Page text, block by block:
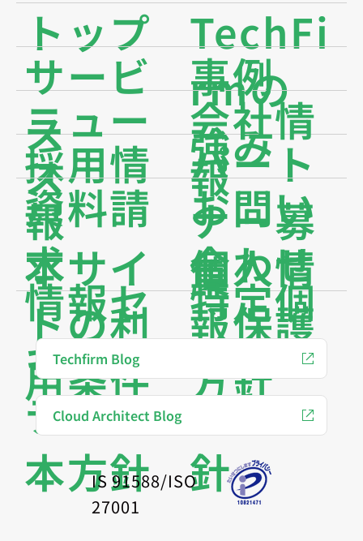
トップ
採用情
報
ニュー
ス
本サイ
トの利
用条件
サービ
ス
資料請
求
情報セ
キュリ
ティ基
本方針
TechFi
rmの
強み
パート
ナー募
集
会社情
報
個人情
報保護
方針
事例
お問い
合わせ
特定個
人情報
保護方
針
Techfirm Blog
Cloud Architect Blog
IS 91588/ISO
27001